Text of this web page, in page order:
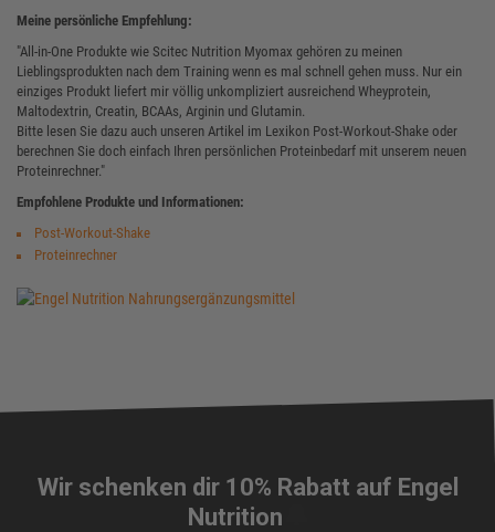
Meine persönliche Empfehlung:
"All-in-One Produkte wie Scitec Nutrition Myomax gehören zu meinen
Lieblingsprodukten nach dem Training wenn es mal schnell gehen muss. Nur ein
einziges Produkt liefert mir völlig unkompliziert ausreichend Wheyprotein,
Maltodextrin, Creatin, BCAAs, Arginin und Glutamin.
Bitte lesen Sie dazu auch unseren Artikel im Lexikon Post-Workout-Shake oder
berechnen Sie doch einfach Ihren persönlichen Proteinbedarf mit unserem neuen
Proteinrechner."
Empfohlene Produkte und Informationen:
Post-Workout-Shake
Proteinrechner
Wir schenken dir 10% Rabatt auf Engel
Nutrition